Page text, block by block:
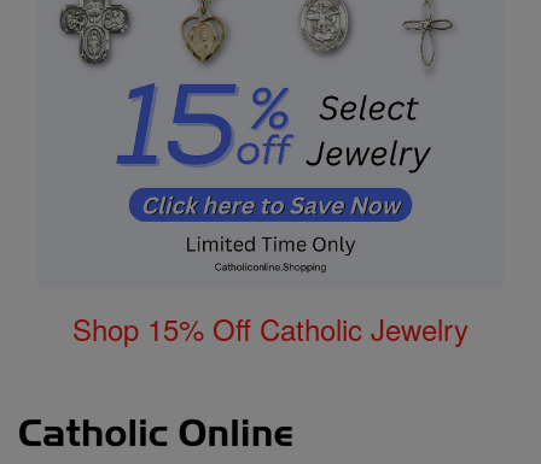
Shop 15% Off Catholic Jewelry